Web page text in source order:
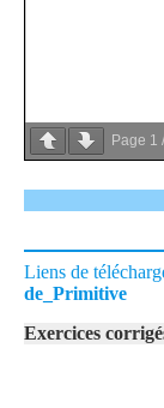
Page 1 /
Liens de
de_Primitive
Exercices